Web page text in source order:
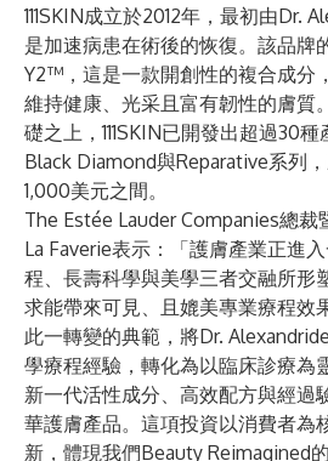
111SKIN成立於2012年，最初由Dr.
是加速病患在術後的恢復。該品牌
Y2™，這是一款開創性的複合成分
維持健康、光采且富有韌性的膚質
礎之上，111SKIN已開發出超過30
Black Diamond與Reparative系列
1,000美元之間。
The Estée Lauder Companies總裁
La Faverie表示：「護膚產業正進
程、長壽科學與美學三者交融所形
求能帶來可見、且媲美專業療程效
此一轉變的典範，將Dr.
學療程經驗，轉化為以臨床診療為
新一代活性成分、高效配方與經過
華護膚產品。這項投資以消費者為
新，體現我們Beauty Reimagined